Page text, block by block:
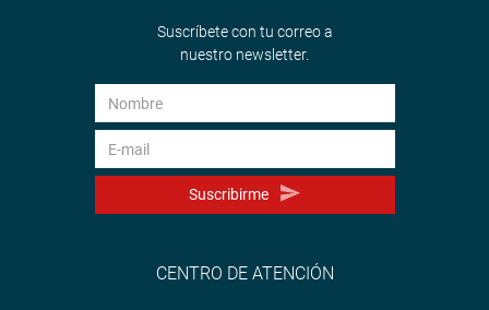
Suscríbete con tu correo a
nuestro newsletter.
Suscribirme
CENTRO DE ATENCIÓN